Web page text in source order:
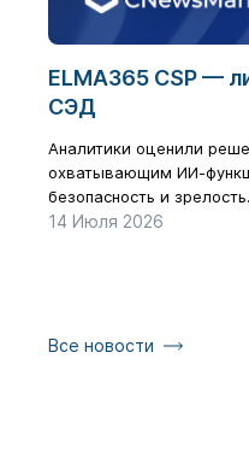
ELMA365 CSP —
СЭД
Аналитики оценили
охватывающим ИИ-
безопасность и зрелость.
14 Июля 2026
Все новости